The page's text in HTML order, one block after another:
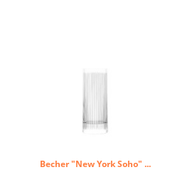
Becher "New York Soho" ...